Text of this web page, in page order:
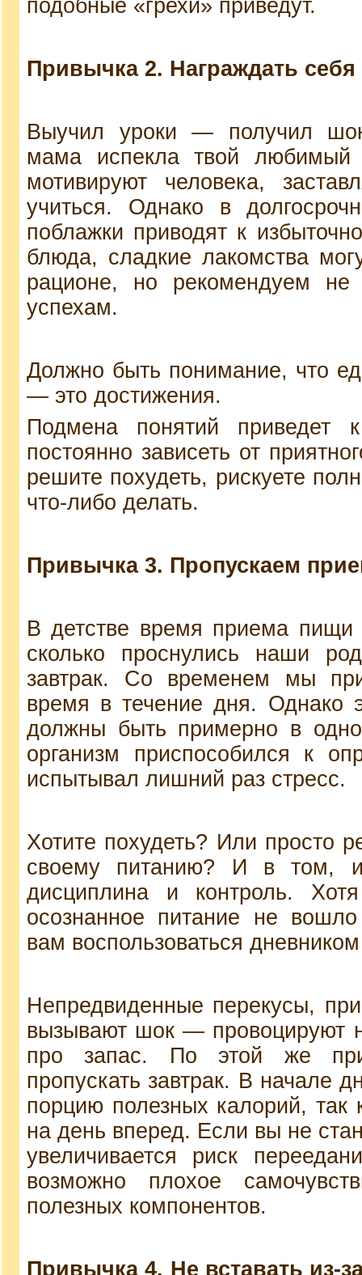
подобные «грехи» приведут.
Привычка 2. Награждать себя
Выучил уроки — получил
мама испекла твой любимый
мотивируют человека,
учиться. Однако в
поблажки приводят к
блюда, сладкие лакомства
рационе, но рекомендуем не
успехам.
Должно быть понимание, что
— это достижения.
Подмена понятий приведет
постоянно зависеть от
решите похудеть, рискуете
что-либо делать.
Привычка 3. Пропускаем
В детстве время приема пищи
сколько проснулись наши
завтрак. Со временем мы
время в течение дня. Однако
должны быть примерно в
организм приспособился к
испытывал лишний раз стресс.
Хотите похудеть? Или просто
своему питанию? И в том,
дисциплина и контроль.
осознанное питание не
вам воспользоваться
Непредвиденные перекусы,
вызывают шок — провоцируют
про запас. По этой же
пропускать завтрак. В начале
порцию полезных калорий, так
на день вперед. Если вы не
увеличивается риск
возможно плохое
полезных компонентов.
Привычка 4. Не вставать из-